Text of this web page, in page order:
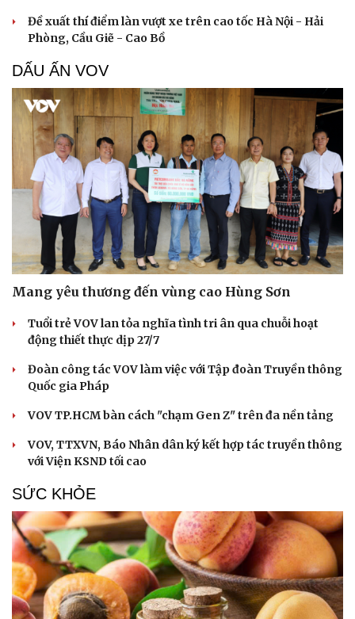
Đề xuất thí điểm làn vượt xe trên cao tốc Hà Nội - Hải
Phòng, Cầu Giẽ - Cao Bồ
DẤU ẤN VOV
Mang yêu thương đến vùng cao Hùng Sơn
Tuổi trẻ VOV lan tỏa nghĩa tình tri ân qua chuỗi hoạt
động thiết thực dịp 27/7
Đoàn công tác VOV làm việc với Tập đoàn Truyền thông
Quốc gia Pháp
VOV TP.HCM bàn cách "chạm Gen Z" trên đa nền tảng
VOV, TTXVN, Báo Nhân dân ký kết hợp tác truyền thông
với Viện KSND tối cao
SỨC KHỎE